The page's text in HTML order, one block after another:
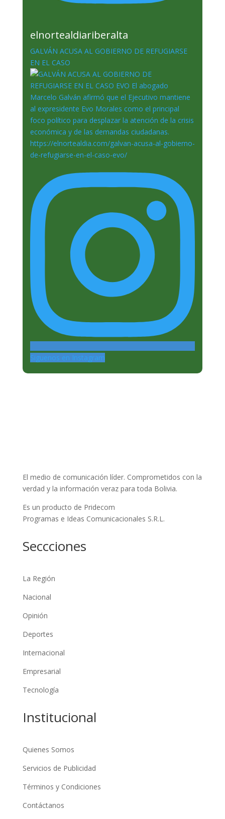
elnortealdiariberalta
GALVÁN ACUSA AL GOBIERNO DE REFUGIARSE
EN EL CASO
Siguenos en Instagram
El medio de comunicación líder. Comprometidos con la
verdad y la información veraz para toda Bolivia.
Es un producto de Pridecom
Programas e Ideas Comunicacionales S.R.L.
Seccciones
La Región
Nacional
Opinión
Deportes
Internacional
Empresarial
Tecnología
Institucional
Quienes Somos
Servicios de Publicidad
Términos y Condiciones
Contáctanos